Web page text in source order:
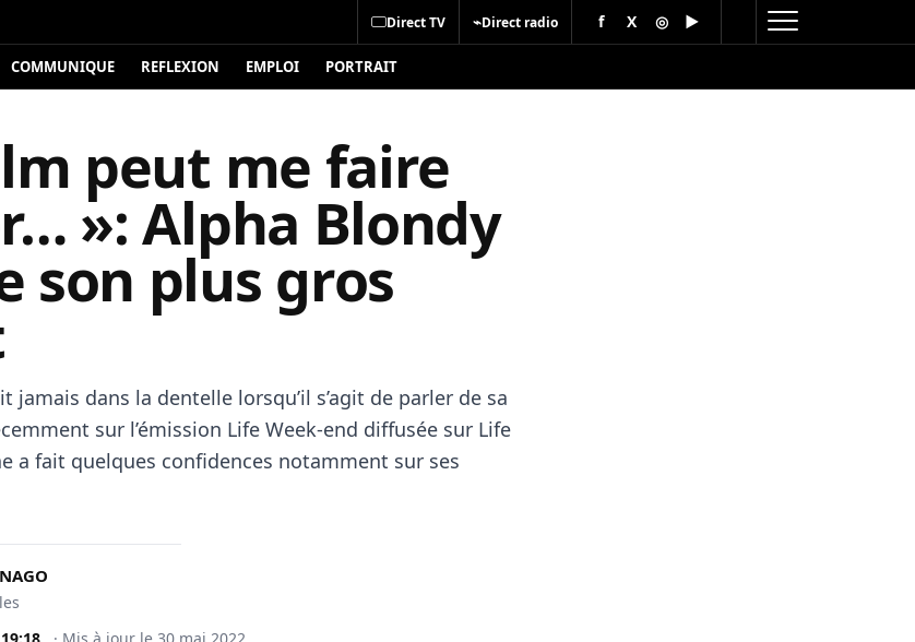
Direct TV ⌁Direct radio f X ◎ ▶
COMMUNIQUE REFLEXION EMPLOI PORTRAIT
peut me faire
»: Alpha Blondy
son plus gros
jamais dans la dentelle lorsqu’il s’agit de parler de sa
sur l’émission Life Week-end diffusée sur Life
a fait quelques confidences notamment sur ses